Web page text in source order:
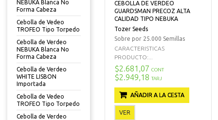
NEBUKA Blanca No
Forma Cabeza
Cebolla de Vedeo
TROFEO Tipo Torpedo
Cebolla de Verdeo
NEBUKA Blanca No
Forma Cabeza
Cebolla de Verdeo
WHITE LISBON
Importada
Cebolla de Vedeo
TROFEO Tipo Torpedo
Cebolla de Verdeo
CEBOLLA DE VERDEO
GUARDSMAN PRECOZ ALTA
CALIDAD TIPO NEBUKA
Tozer Seeds
Sobre por 25.000 Semillas
CARACTERISTICAS
PRODUCTO:...
$2.681,07 CONT
$2.949,18 TARJ
AÑADIR A LA CESTA
VER